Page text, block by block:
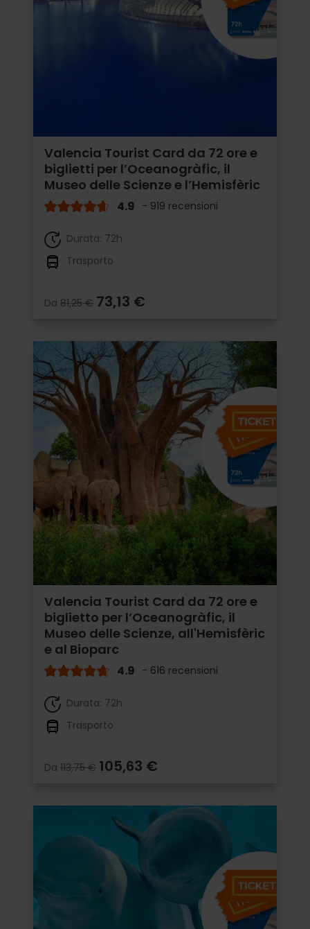
Valencia Tourist Card da 72 ore e
biglietti per l’Oceanogràfic, il
Museo delle Scienze e l’Hemisfèric
4.9 - 919 recensioni
Durata: 72h
Trasporto
Da 81,25 € 73,13 €
Valencia Tourist Card da 72 ore e
biglietto per l’Oceanogràfic, il
Museo delle Scienze, all'Hemisfèric
e al Bioparc
4.9 - 616 recensioni
Durata: 72h
Trasporto
Da 113,75 € 105,63 €